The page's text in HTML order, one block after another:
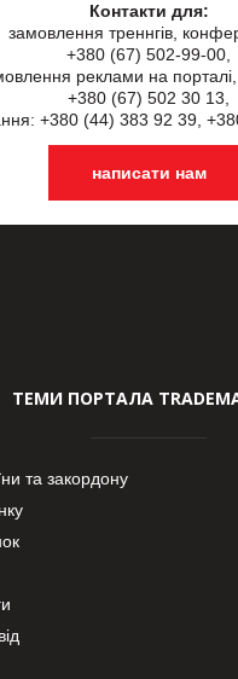
Контакти для:
замовлення треннгів,
+380 (67) 502-99-00,
реклами на
+380 (67) 502 30 13,
+380 (44) 383 92 39,
написати нам
ТЕМИ ПОРТАЛА
та закордону